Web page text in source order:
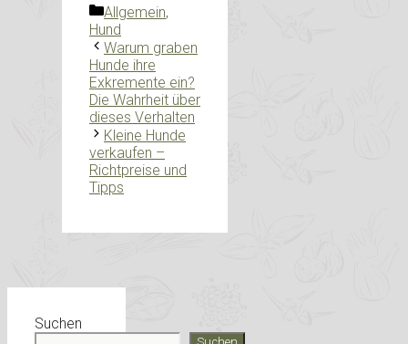
Kategorien
Allgemein,
Hund
Warum graben
Hunde ihre
Exkremente ein?
Die Wahrheit über
dieses Verhalten
Kleine Hunde
verkaufen –
Richtpreise und
Tipps
Suchen